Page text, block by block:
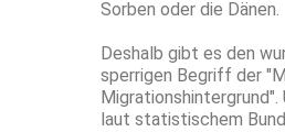
Sorben oder die Dänen.
Deshalb gibt es den
sperrigen Begriff der
Migrationshintergrund".
laut statistischem